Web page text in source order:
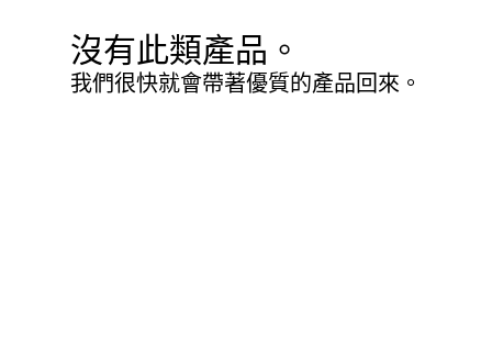
沒有此類產品。
我們很快就會帶著優質的產品回來。